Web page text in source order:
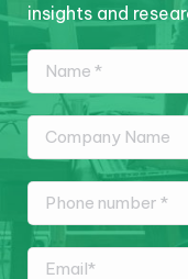
insights and